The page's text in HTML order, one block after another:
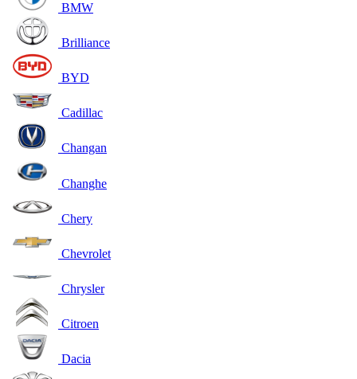
BMW
Brilliance
BYD
Cadillac
Changan
Changhe
Chery
Chevrolet
Chrysler
Citroen
Dacia